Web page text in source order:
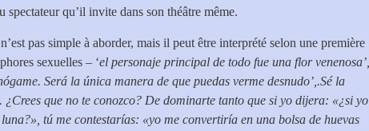
spectateur qu’il invite dans son théâtre même.
n’est pas simple à aborder, mais il peut être interprété selon une première
sexuelles – ‘el personaje principal de todo fue una flor venenosa’,
Será la única manera de que puedas verme desnudo’,.Sé la
que no te conozco? De dominarte tanto que si yo dijera: «¿si yo
tú me contestarías: «yo me convertiría en una bolsa de huevas